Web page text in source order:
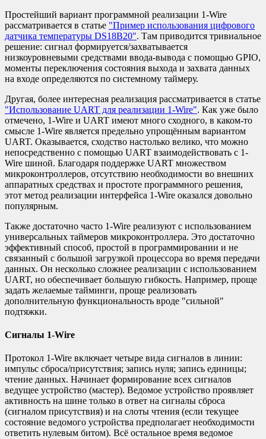
Простейший вариант программной реализации 1-Wire
рассматривается в статье "Пример использования цифрового
датчика температуры DS18B20". Там приводится тривиальное
решение: сигнал формируется/захватывается
низкоуровневыми средствами ввода-вывода с помощью GPIO,
моменты переключения состояния выхода и захвата данных
на входе определяются по системному таймеру.
Другая, более интересная реализация рассматривается в статье
"Использование UART для реализации 1-Wire". Как уже было
отмечено, 1-Wire и UART имеют много сходного, в каком-то
смысле 1-Wire является предельно упрощённым вариантом
UART. Оказывается, сходство настолько велико, что можно
непосредственно с помощью UART взаимодействовать с 1-
Wire шиной. Благодаря поддержке UART множеством
микроконтроллеров, отсутствию необходимости во внешних
аппаратных средствах и простоте программного решения,
этот метод реализации интерфейса 1-Wire оказался довольно
популярным.
Также достаточно часто 1-Wire реализуют с использованием
универсальных таймеров микроконтроллера. Это достаточно
эффективный способ, простой в программировании и не
связанный с большой загрузкой процессора во время передачи
данных. Он несколько сложнее реализации с использованием
UART, но обеспечивает большую гибкость. Например, проще
задать желаемые тайминги, проще реализовать
дополнительную функциональность вроде "сильной"
подтяжки.
Сигналы 1-Wire
Протокол 1-Wire включает четыре вида сигналов в линии:
импульс сброса/присутствия; запись нуля; запись единицы;
чтение данных. Начинает формирование всех сигналов
ведущее устройство (мастер). Ведомое устройство проявляет
активность на шине только в ответ на сигналы сброса
(сигналом присутствия) и на слоты чтения (если текущее
состояние ведомого устройства предполагает необходимости
ответить нулевым битом). Всё остальное время ведомое